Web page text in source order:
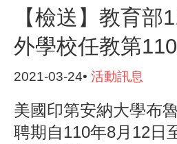
【檢送】教育
外學校任教第
2021-03-24• 活動訊息
美國印第安納大學布
聘期自110年8月12日